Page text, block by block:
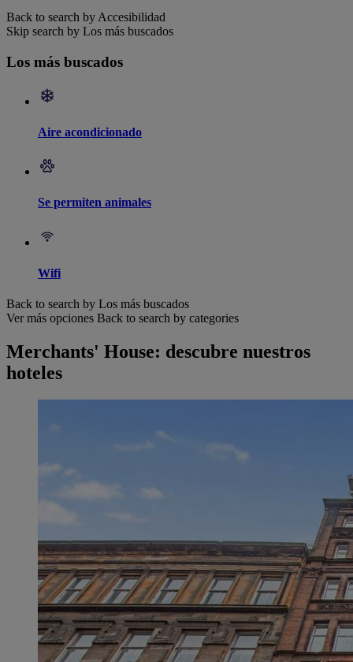
Back to search by Accesibilidad
Skip search by Los más buscados
Los más buscados
Aire acondicionado
Se permiten animales
Wifi
Back to search by Los más buscados
Ver más opciones Back to search by categories
Merchants' House: descubre nuestros
hoteles